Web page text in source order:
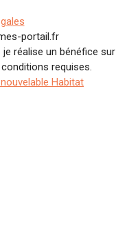
portail.fr
réalise un bénéfice sur
requises.
Habitat